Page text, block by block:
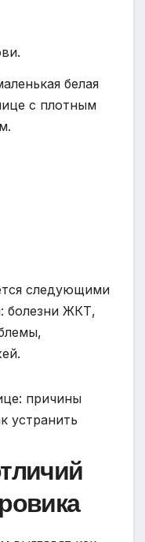
белая
с плотным
следующими
болезни ЖКТ,